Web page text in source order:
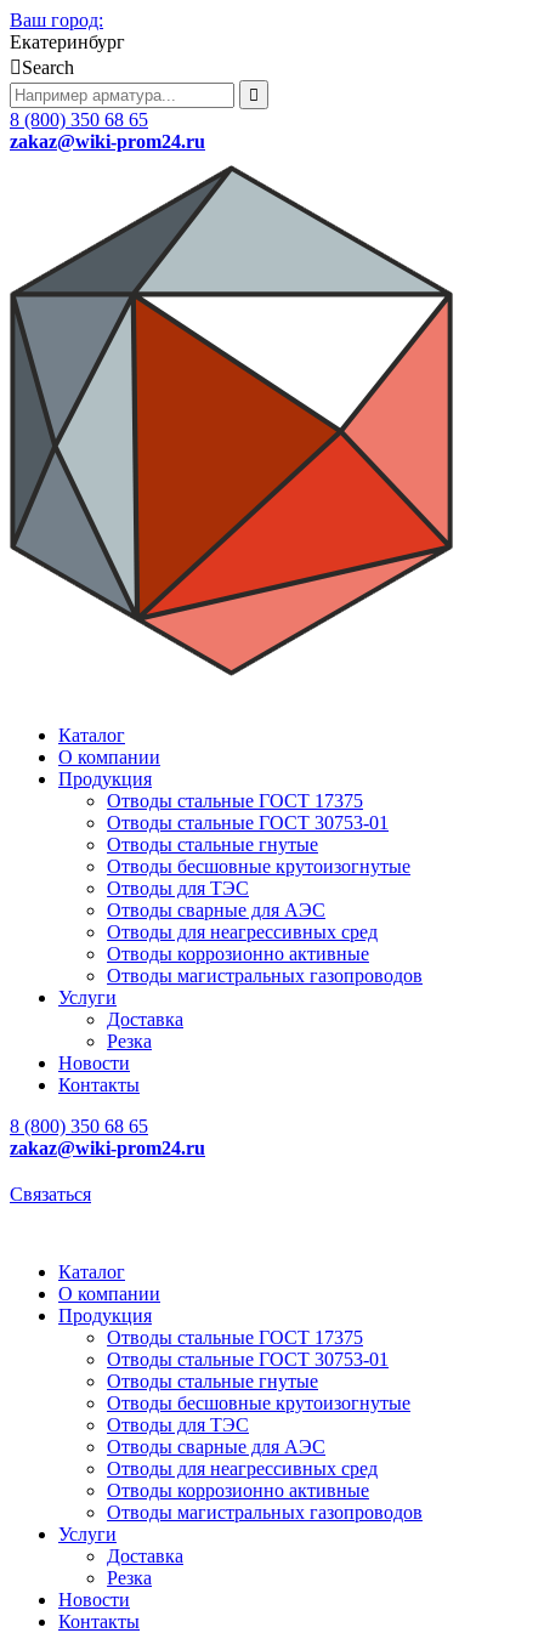
Ваш город:
Екатеринбург
Search
8 (800) 350 68 65
zakaz@wiki-prom24.ru
Каталог
О компании
Продукция
Отводы стальные ГОСТ 17375
Отводы стальные ГОСТ 30753-01
Отводы стальные гнутые
Отводы бесшовные крутоизогнутые
Отводы для ТЭС
Отводы сварные для АЭС
Отводы для неагрессивных сред
Отводы коррозионно активные
Отводы магистральных газопроводов
Услуги
Доставка
Резка
Новости
Контакты
8 (800) 350 68 65
zakaz@wiki-prom24.ru
Связаться
Каталог
О компании
Продукция
Отводы стальные ГОСТ 17375
Отводы стальные ГОСТ 30753-01
Отводы стальные гнутые
Отводы бесшовные крутоизогнутые
Отводы для ТЭС
Отводы сварные для АЭС
Отводы для неагрессивных сред
Отводы коррозионно активные
Отводы магистральных газопроводов
Услуги
Доставка
Резка
Новости
Контакты